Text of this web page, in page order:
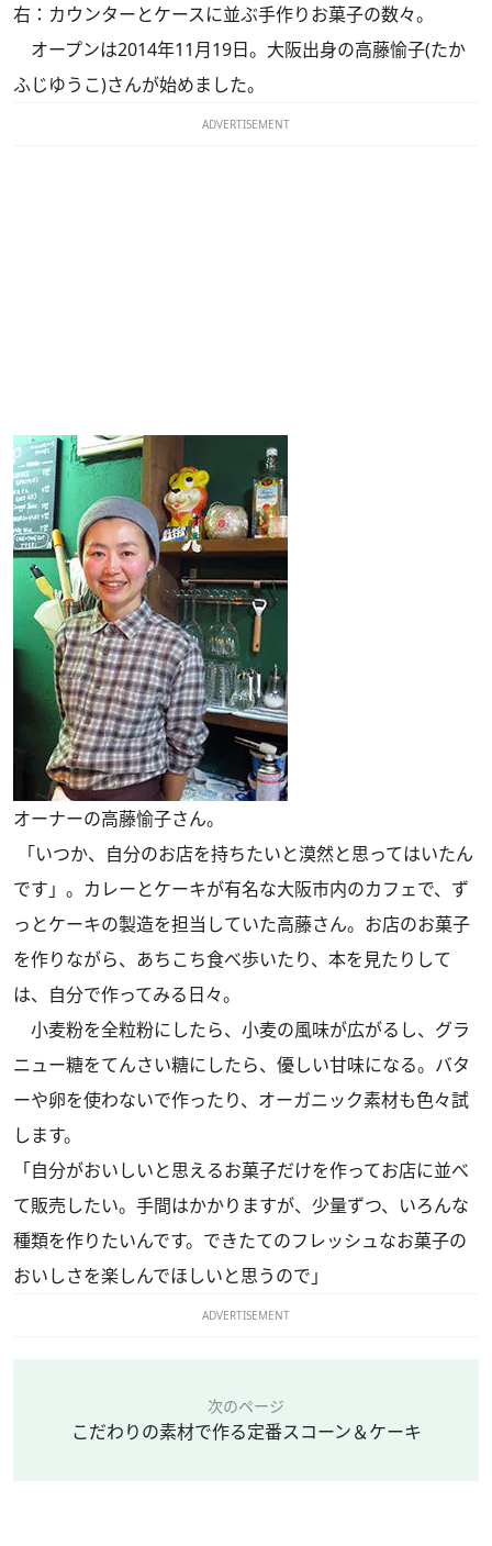
右：カウンターとケースに並ぶ手作りお菓子の数々。
オープンは2014年11月19日。大阪出身の高藤愉子(たか
ふじゆうこ)さんが始めました。
ADVERTISEMENT
オーナーの高藤愉子さん。
「いつか、自分のお店を持ちたいと漠然と思ってはいたん
です」。カレーとケーキが有名な大阪市内のカフェで、ず
っとケーキの製造を担当していた高藤さん。お店のお菓子
を作りながら、あちこち食べ歩いたり、本を見たりして
は、自分で作ってみる日々。
小麦粉を全粒粉にしたら、小麦の風味が広がるし、グラ
ニュー糖をてんさい糖にしたら、優しい甘味になる。バタ
ーや卵を使わないで作ったり、オーガニック素材も色々試
します。
「自分がおいしいと思えるお菓子だけを作ってお店に並べ
て販売したい。手間はかかりますが、少量ずつ、いろんな
種類を作りたいんです。できたてのフレッシュなお菓子の
おいしさを楽しんでほしいと思うので」
ADVERTISEMENT
次のページ
こだわりの素材で作る定番スコーン＆ケーキ